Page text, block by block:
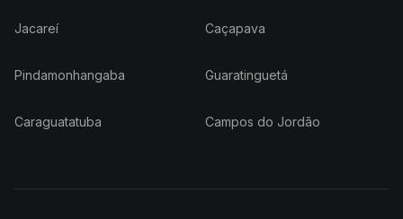
Jacareí Caçapava
Pindamonhangaba Guaratinguetá
Caraguatatuba Campos do Jordão